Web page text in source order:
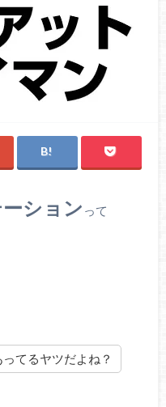
ション って
てるヤツだよね？